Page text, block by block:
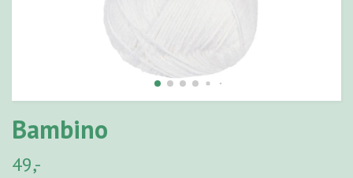
Bambino
49,-